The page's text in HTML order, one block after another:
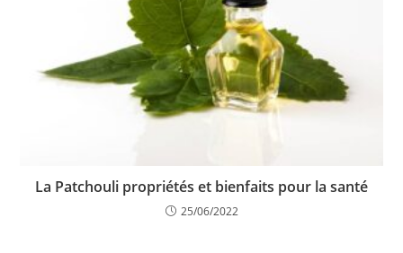
La Patchouli propriétés et bienfaits pour la santé
25/06/2022